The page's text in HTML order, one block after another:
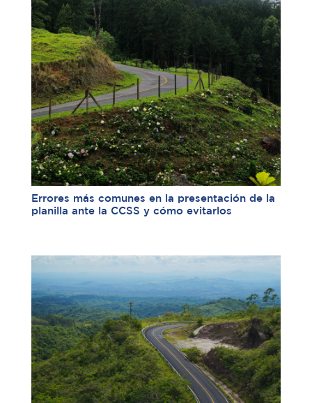
Errores más comunes en la presentación de la
planilla ante la CCSS y cómo evitarlos